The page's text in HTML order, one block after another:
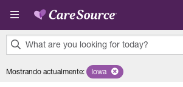
Pasar al contenido principal
What are you looking for today?
results
Mostrando actualmente: Remove selected state
Iowa